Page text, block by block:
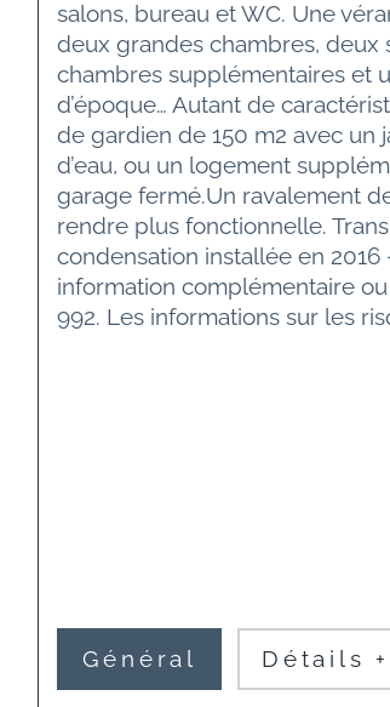
salons, bureau et WC. Une
deux grandes chambres, deux
chambres supplémentaires et
d’époque… Autant de
de gardien de 150 m2 avec un
d’eau, ou un logement
garage fermé.Un ravalement
rendre plus fonctionnelle.
condensation installée en 2016
information complémentaire
992. Les informations sur les
Général Détails +